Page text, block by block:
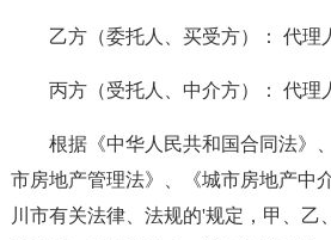
乙方（委托人、买受方）： 代理
丙方（受托人、中介方）： 代理
根据《中华人民共和国合同法》
市房地产管理法》、《城市房地产中
川市有关法律、法规的'规定，甲、乙